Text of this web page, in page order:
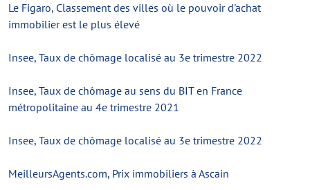
Le Figaro, Classement des villes où le pouvoir d'achat
immobilier est le plus élevé
Insee, Taux de chômage localisé au 3e trimestre 2022
Insee, Taux de chômage au sens du BIT en France
métropolitaine au 4e trimestre 2021
Insee, Taux de chômage localisé au 3e trimestre 2022
MeilleursAgents.com, Prix immobiliers à Ascain